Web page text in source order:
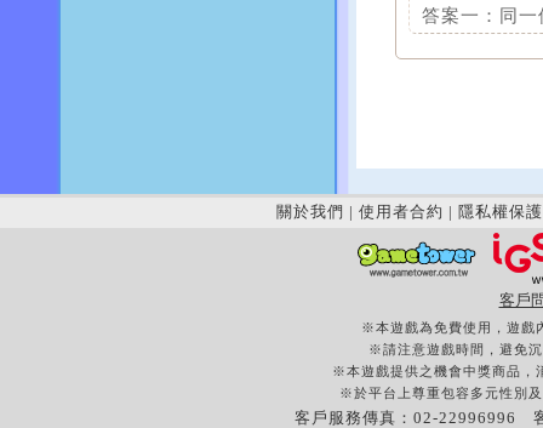
若您是使用
「945210」(
唯舞獨尊遊
請於
詢，線上填
本，傳真至
傳真時將會
提醒您：
1、若未於
2、若未成年
這項解答對
答案一：同
關於我們 | 使用者合約 | 隱私權保護
客戶
※本遊戲為免費使用，遊戲
※請注意遊戲時間，避免
※本遊戲提供之機會中獎商品，
※於平台上尊重包容多元性別
客戶服務傳真：02-22996996